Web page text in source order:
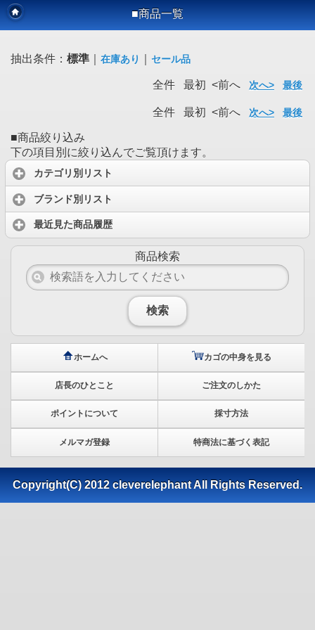
■商品一覧
抽出条件： 標準 在庫あり セール品
全件 最初 <前へ 次へ> 最後
全件 最初 <前へ 次へ> 最後
■商品絞り込み
下の項目別に絞り込んでご覧頂けます。
カテゴリ別リスト
ブランド別リスト
最近見た商品履歴
商品検索
検索
ホームへ カゴの中身を見る
店長のひとこと ご注文のしかた
ポイントについて 採寸方法
メルマガ登録 特商法に基づく表記
Copyright(C) 2012 cleverelephant All Rights Reserved.